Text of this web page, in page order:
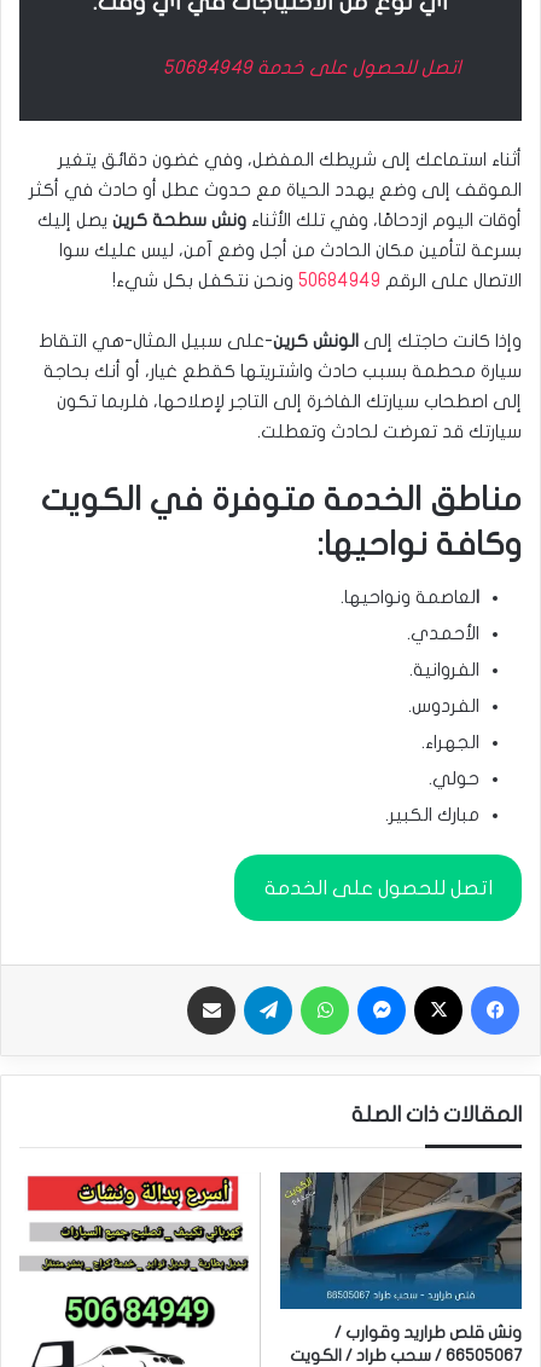
اتصل للحصول على خدمة50684949
أثناء استماعك إلى شريطك المفضل، وفي غضون دقائق يتغير
الموقف إلى وضع يهدد الحياة مع حدوث عطل أو حادث في أكثر
أوقات اليوم ازدحامًا، وفي تلك الأثناء ونش سطحة كرين يصل إليك
بسرعة لتأمين مكان الحادث من أجل وضع آمن، ليس عليك سوا
الاتصال على الرقم 50684949 ونحن نتكفل بكل شيء!
وإذا كانت حاجتك إلى الونش كرين-على سبيل المثال-هي التقاط
سيارة محطمة بسبب حادث واشتريتها كقطع غيار، أو أنك بحاجة
إلى اصطحاب سيارتك الفاخرة إلى التاجر لإصلاحها، فلربما تكون
سيارتك قد تعرضت لحادث وتعطلت.
مناطق الخدمة متوفرة في الكويت
وكافة نواحيها:
لعاصمة ونواحيها.
الأحمدي.
الفروانية.
الفردوس.
الجهراء.
حولي.
مبارك الكبير.
اتصل للحصول على الخدمة
فيسبوك ماسنجر واتساب تيلقرام
المقالات ذات الصلة
ونش قلص طراريد وقوارب /
66505067 / سحب طراد / الكويت